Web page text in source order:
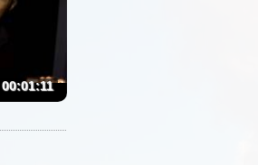
00:01:11